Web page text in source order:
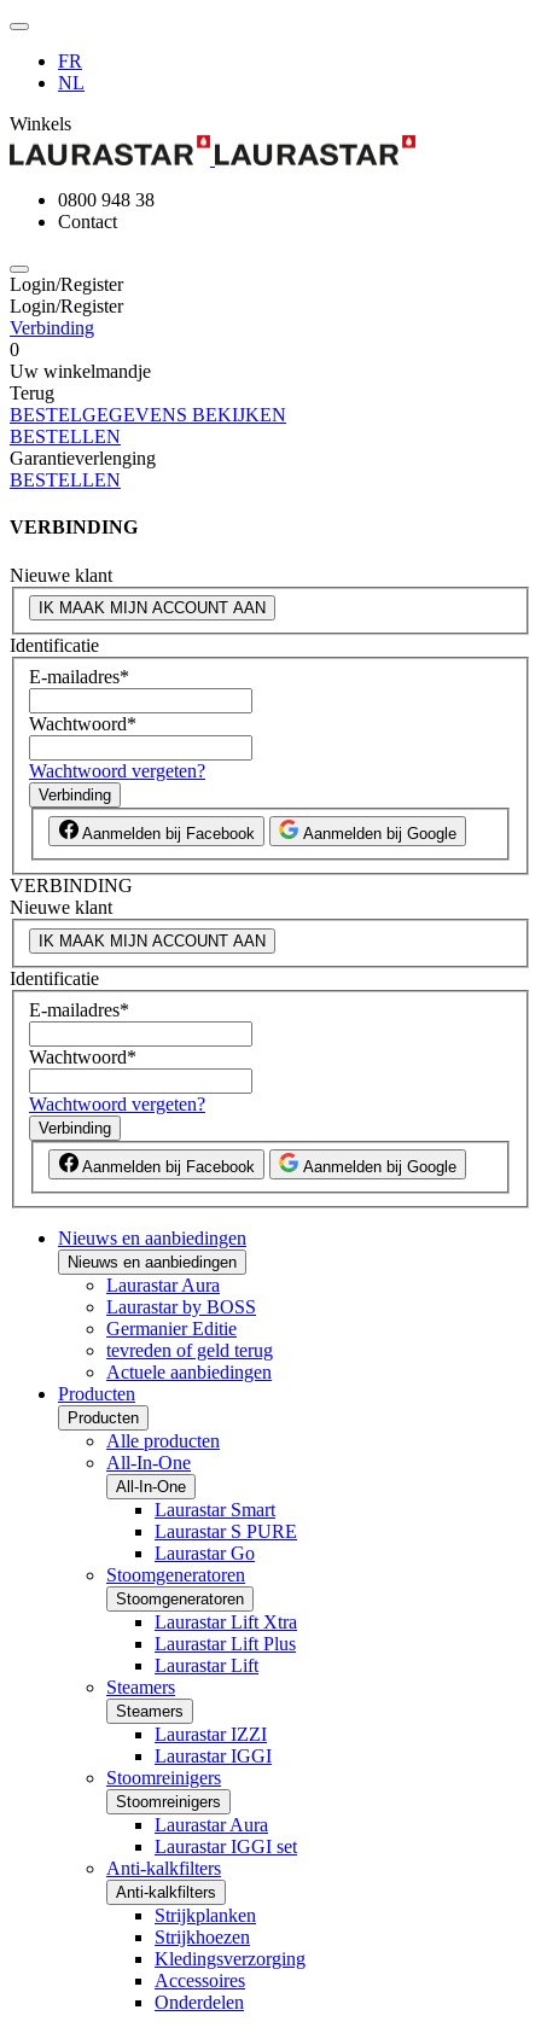
FR
NL
Winkels
0800 948 38
Contact
Login/Register
Login/Register
Verbinding
0
Uw winkelmandje
Terug
BESTELGEGEVENS BEKIJKEN
BESTELLEN
Garantieverlenging
BESTELLEN
VERBINDING
Nieuwe klant
IK MAAK MIJN ACCOUNT AAN
Identificatie
E-mailadres*
Wachtwoord*
Wachtwoord vergeten?
Verbinding
Aanmelden bij Facebook Aanmelden bij Google
VERBINDING
Nieuwe klant
IK MAAK MIJN ACCOUNT AAN
Identificatie
E-mailadres*
Wachtwoord*
Wachtwoord vergeten?
Verbinding
Aanmelden bij Facebook Aanmelden bij Google
Nieuws en aanbiedingen
Nieuws en aanbiedingen
Laurastar Aura
Laurastar by BOSS
Germanier Editie
tevreden of geld terug
Actuele aanbiedingen
Producten
Producten
Alle producten
All-In-One
All-In-One
Laurastar Smart
Laurastar S PURE
Laurastar Go
Stoomgeneratoren
Stoomgeneratoren
Laurastar Lift Xtra
Laurastar Lift Plus
Laurastar Lift
Steamers
Steamers
Laurastar IZZI
Laurastar IGGI
Stoomreinigers
Stoomreinigers
Laurastar Aura
Laurastar IGGI set
Anti-kalkfilters
Anti-kalkfilters
Strijkplanken
Strijkhoezen
Kledingsverzorging
Accessoires
Onderdelen